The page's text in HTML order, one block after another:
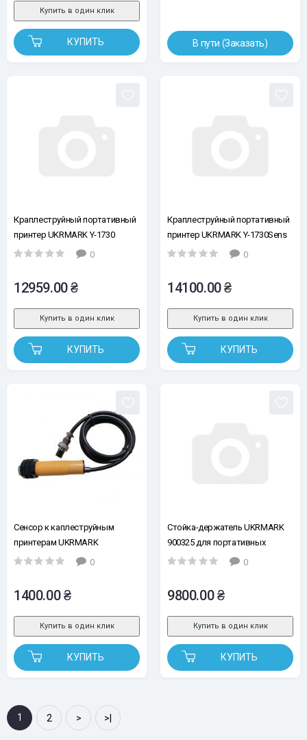
КУПИТЬ
Купить в один клик
В пути (Заказать)
Краплеструйный портативный
принтер UKRMARK Y-1730
12.7мм (без картриджа, без
0
12959.00 ₴
КУПИТЬ
Купить в один клик
Краплеструйный портативный
принтер UKRMARK Y-1730Sens
12.7мм, в комплекте сенсор
0
14100.00 ₴
КУПИТЬ
Купить в один клик
Сенсор к каплеструйным
принтерам UKRMARK
0
1400.00 ₴
КУПИТЬ
Купить в один клик
Стойка-держатель UKRMARK
900325 для портативных
ручных каплеструйных
0
9800.00 ₴
КУПИТЬ
Купить в один клик
1 2 > >|